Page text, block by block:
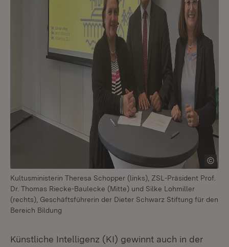
Kultusministerin Theresa Schopper (links), ZSL-Präsident Prof.
Dr. Thomas Riecke-Baulecke (Mitte) und Silke Lohmiller
(rechts), Geschäftsführerin der Dieter Schwarz Stiftung für den
Bereich Bildung
Künstliche Intelligenz (KI) gewinnt auch in der